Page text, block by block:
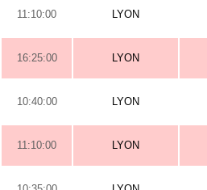
11:10:00 LYON
16:25:00 LYON
10:40:00 LYON
11:10:00 LYON